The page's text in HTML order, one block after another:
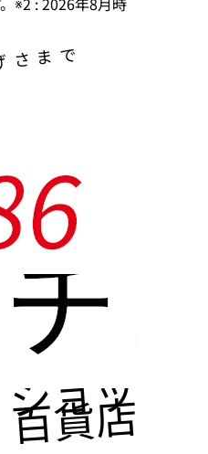
さ ま で
6
ショッピ
百貨店に